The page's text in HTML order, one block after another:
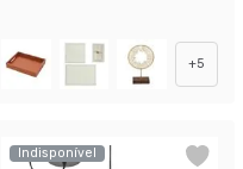
+5
Indisponível